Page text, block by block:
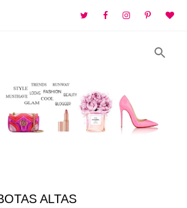
Ir al contenido principal
ALTAS